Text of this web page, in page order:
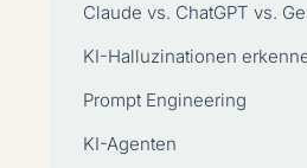
Claude vs. ChatGPT vs.
KI-Halluzinationen
Prompt Engineering
KI-Agenten